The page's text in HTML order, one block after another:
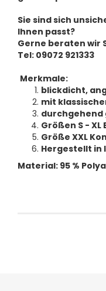
Sie sind sich
Ihnen passt?
Gerne beraten wir
Tel: 09072 921333
Merkmale:
blickdicht,
mit
Größen S -
Größe XXL
Hergestellt in
Material: 95 %